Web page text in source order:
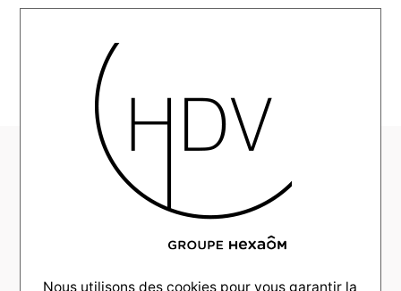
HDV-Alpha-
Constructions-
realisation-
Merignac–
Nous utilisons des cookies pour vous garantir la